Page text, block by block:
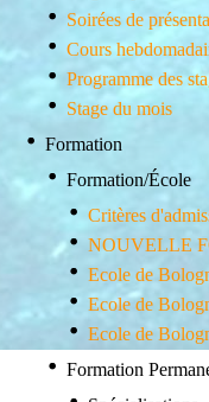
Soirées de
Cours
Programme des
Stage du mois
Formation
Formation/École
Critères
NOUVELLE
Ecole de
Ecole de
Ecole de
Formation